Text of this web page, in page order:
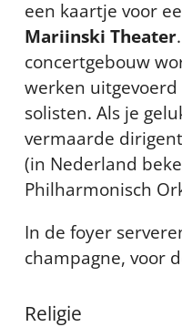
een kaartje voor
Mariinski Theater
concertgebouw
werken
solisten. Als je
vermaarde
(in Nederland
Philharmonisch
In de foyer
champagne, voor
Religie